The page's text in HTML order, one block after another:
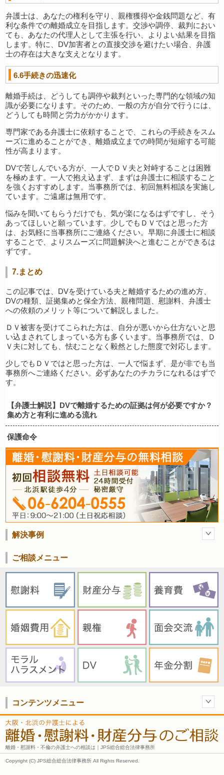
弁護士は、あなたの権利を守り、親権獲得や金銭問題など、有
利な条件での離婚成立を目指します。交渉や調停、裁判におい
ても、あなたの代理人として主張を行い、よりよい結果を目指
します。特に、DV加害者との直接交渉を避けたい場合、弁護
士の存在は大きな支えとなります。
6.6手続きの迅速化
離婚手続は、どうしても調停や裁判といった専門的な領域の知
識が必要になります。そのため、一般の方が自分で行うには、
どうしても時間と労力がかかります。
専門家である弁護士に依頼することで、これらの手続きをスム
ーズに進めることができ、離婚成立までの時間が短縮する可能
性が高まります。
DVで苦しんでいる方が、一人でＤＶ夫と対峙することは困難
を極めます。一人で抱え込まず、まずは弁護士に相談すること
を強くおすすめします。当事務所では、初回無料相談を実施し
ています。ご遠慮は無用です。
悩みを聞いてもらうだけでも、気が楽になるはずですし、そう
あってほしいと願っています。少しでもＤＶではと思った方
は、お気軽に当事務所にご連絡ください。早期に弁護士に相談
することで、よりスムーズに問題解決へと進むことができるは
ずです。
7.まとめ
この記事では、DVを受けている夫と離婚するための進め方、
DVの種類、証拠集めと保全方法、親権問題、慰謝料、弁護士
への依頼のメリット等について解説しました。
ＤＶ被害を受けてこられた方は、自分が悪いから仕方ないと思
い込まされてしまっている方も多くいます。当事務所では、Ｄ
Ｖ夫に対しても、怯むことなく毅然とした態度で対応します。
少しでもＤＶではと思った方は、一人で悩まず、是が非でも当
事務所へご連絡ください。必ずあなたのチカラになれるはずで
す。
【弁護士解説】DVで離婚するための証拠は何が必要ですか？
集め方と有利に進める流れ
保護命令
解決事例
ご相談メニュー
コンテンツメニュー
離婚・慰謝料・不倫の弁護士への相談は｜JPS総合総合法律事務所
Copyright (C) JPS総合総合法律事務所 All Rights Reserved.